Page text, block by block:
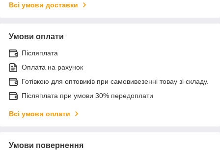
Всі умови доставки
Умови оплати
Післяплата
Оплата на рахунок
Готівкою для оптовиків при самовивезенні товау зі складу.
Післяплата при умови 30% передоплати
Всі умови оплати
Умови повернення